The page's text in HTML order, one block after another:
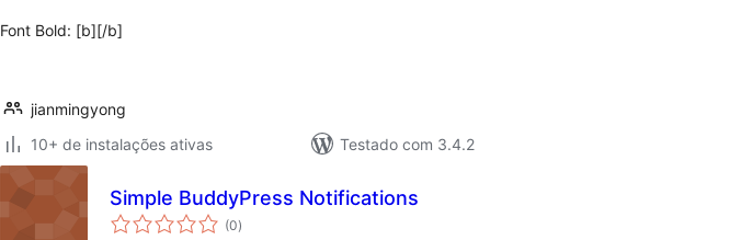
Font Bold: [b][/b]
jianmingyong
10+ de instalações ativas
Testado com 3.4.2
Simple BuddyPress Notifications
(0total
de
)